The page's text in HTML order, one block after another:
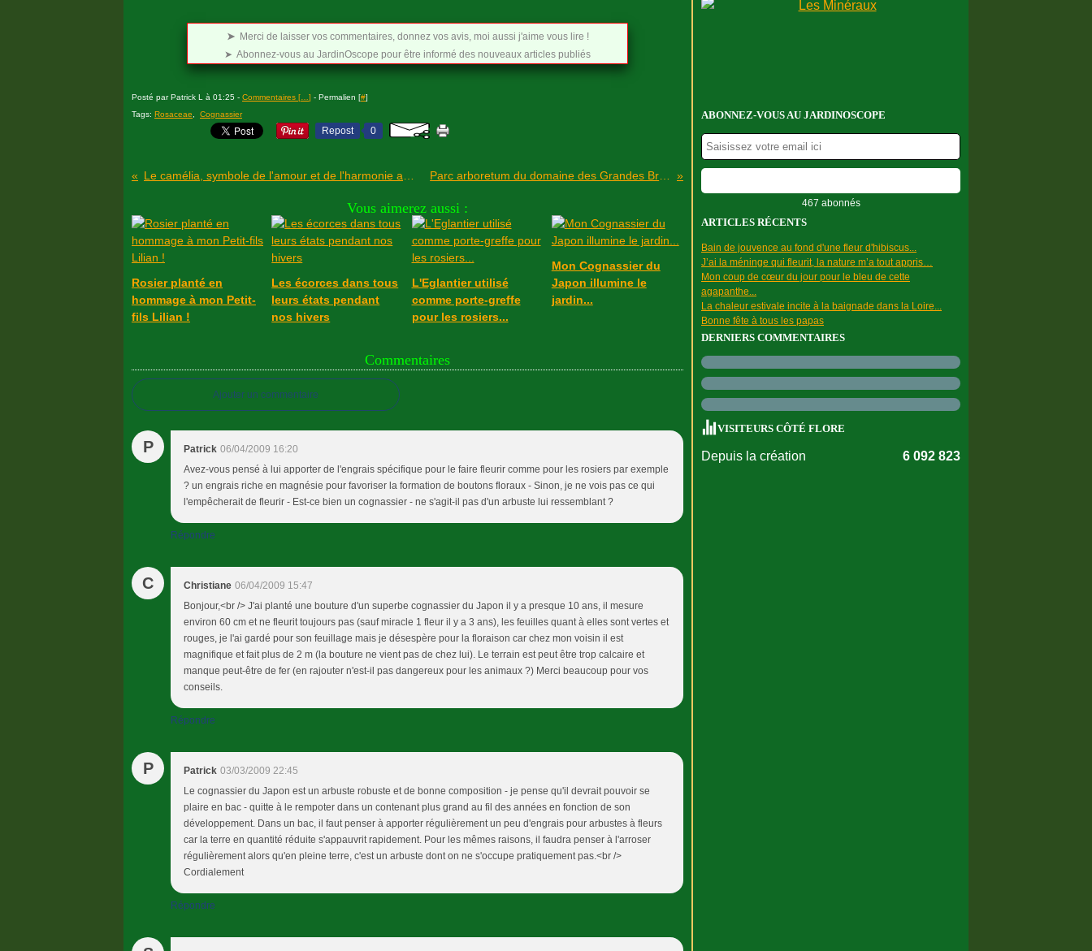
➤ Merci de laisser vos commentaires, donnez vos avis, moi aussi j'aime vous lire !
➤ Abonnez-vous au JardinOscope pour être informé des nouveaux articles publiés
Posté par Patrick L à 01:25 - Commentaires [ ] - Permalien [#]
Tags: Rosaceae Cognassier
Repost 0
Vous aimerez aussi :
Rosier planté en
hommage à mon Petit-
fils Lilian !
Les écorces dans tous
leurs états pendant
nos hivers
L'Eglantier utilisé
comme porte-greffe
pour les rosiers...
Mon Cognassier du
Japon illumine le
jardin...
Commentaires
Ajouter un commentaire
P Patrick 06/04/2009 16:20
Avez-vous pensé à lui apporter de l'engrais spécifique pour le faire fleurir comme pour les rosiers par exemple
? un engrais riche en magnésie pour favoriser la formation de boutons floraux - Sinon, je ne vois pas ce qui
l'empêcherait de fleurir - Est-ce bien un cognassier - ne s'agit-il pas d'un arbuste lui ressemblant ?
Répondre
C Christiane 06/04/2009 15:47
Bonjour,<br /> J'ai planté une bouture d'un superbe cognassier du Japon il y a presque 10 ans, il mesure
environ 60 cm et ne fleurit toujours pas (sauf miracle 1 fleur il y a 3 ans), les feuilles quant à elles sont vertes et
rouges, je l'ai gardé pour son feuillage mais je désespère pour la floraison car chez mon voisin il est
magnifique et fait plus de 2 m (la bouture ne vient pas de chez lui). Le terrain est peut être trop calcaire et
manque peut-être de fer (en rajouter n'est-il pas dangereux pour les animaux ?) Merci beaucoup pour vos
conseils.
Répondre
P Patrick 03/03/2009 22:45
Le cognassier du Japon est un arbuste robuste et de bonne composition - je pense qu'il devrait pouvoir se
plaire en bac - quitte à le rempoter dans un contenant plus grand au fil des années en fonction de son
développement. Dans un bac, il faut penser à apporter régulièrement un peu d'engrais pour arbustes à fleurs
car la terre en quantité réduite s'appauvrit rapidement. Pour les mêmes raisons, il faudra penser à l'arroser
régulièrement alors qu'en pleine terre, c'est un arbuste dont on ne s'occupe pratiquement pas.<br />
Cordialement
Répondre
ABONNEZ-VOUS AU JARDINOSCOPE
467 abonnés
ARTICLES RÉCENTS
Bain de jouvence au fond d'une fleur d'hibiscus...
J’ai la méninge qui fleurit, la nature m’a tout appris…
Mon coup de cœur du jour pour le bleu de cette
agapanthe...
La chaleur estivale incite à la baignade dans la Loire...
Bonne fête à tous les papas
DERNIERS COMMENTAIRES
VISITEURS CÔTÉ FLORE
Depuis la création 6 092 823